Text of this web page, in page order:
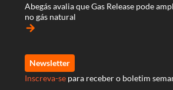
Abegás avalia que Gas Release pode
no gás natural
arrow_forward
Newsletter
Inscreva-se para receber o boletim